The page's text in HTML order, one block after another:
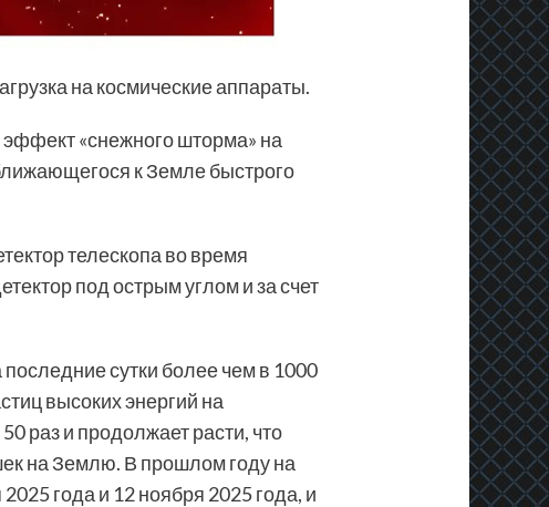
на космические аппараты.
«снежного шторма» на
к Земле быстрого
телескопа во время
под острым углом и за счет
сутки более чем в 1000
высоких энергий на
раз и продолжает расти, что
на Землю. В прошлом году на
года и 12 ноября 2025 года, и